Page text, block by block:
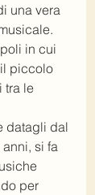
una vera
in cui
piccolo
tra le
datagli dal
si fa
per